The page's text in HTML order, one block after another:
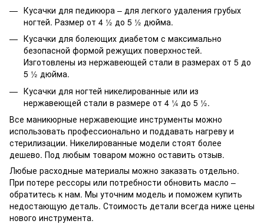
Кусачки для педикюра – для легкого удаления грубых
ногтей. Размер от 4 ½ до 5 ½ дюйма.
Кусачки для болеющих диабетом с максимально
безопасной формой режущих поверхностей.
Изготовлены из нержавеющей стали в размерах от 5 до
5 ½ дюйма.
Кусачки для ногтей никелированные или из
нержавеющей стали в размере от 4 ¼ до 5 ½.
Все маникюрные нержавеющие инструменты можно
использовать профессионально и поддавать нагреву и
стерилизации. Никелированные модели стоят более
дешево. Под любым товаром можно оставить отзыв.
Любые расходные материалы можно заказать отдельно.
При потере рессоры или потребности обновить масло –
обратитесь к нам. Мы уточним модель и поможем купить
недостающую деталь. Стоимость детали всегда ниже цены
нового инструмента.